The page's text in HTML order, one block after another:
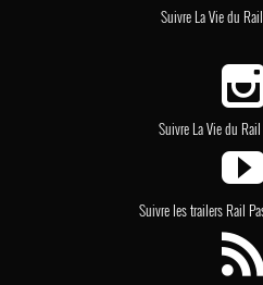
Suivre La Vie du
Suivre La Vie du
Suivre les trailers Rail